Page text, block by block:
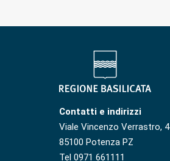
Contatti e indirizzi
Viale Vincenzo Verrastro, 4
85100 Potenza PZ
Tel 0971 661111